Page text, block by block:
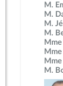
4 novembre 2024
30 octobre 2024
4 novembre 2024
4 novembre 2024
4 novembre 2024
M.
M.
M.
M.
M.